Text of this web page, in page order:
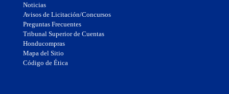
Noticias
Avisos de Licitación/Concursos
Preguntas Frecuentes
Tribunal Superior de Cuentas
Honducompras
Mapa del Sitio
Código de Ética